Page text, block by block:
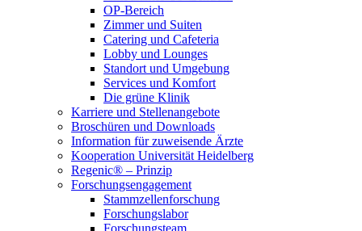
OP-Bereich
Zimmer und Suiten
Catering und Cafeteria
Lobby und Lounges
Standort und Umgebung
Services und Komfort
Die grüne Klinik
Karriere und Stellenangebote
Broschüren und Downloads
Information für zuweisende Ärzte
Kooperation Universität Heidelberg
Regenic® – Prinzip
Forschungsengagement
Stammzellenforschung
Forschungslabor
Forschungsteam